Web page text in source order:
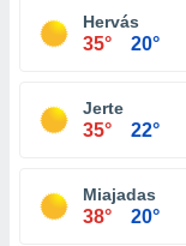
Hervás
35° 20°
Jerte
35° 22°
Miajadas
38° 20°